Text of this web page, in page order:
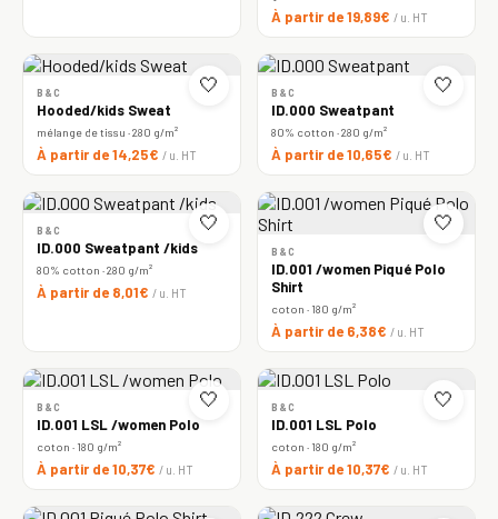
À partir de 19,89€ / u. HT
🤍
B&C
Hooded/kids Sweat
mélange de tissu · 280 g/m²
À partir de 14,25€ / u. HT
🤍
B&C
ID.000 Sweatpant
80% cotton · 280 g/m²
À partir de 10,65€ / u. HT
🤍
B&C
ID.000 Sweatpant /kids
80% cotton · 280 g/m²
À partir de 8,01€ / u. HT
🤍
B&C
ID.001 /women Piqué Polo
Shirt
coton · 180 g/m²
À partir de 6,38€ / u. HT
🤍
B&C
ID.001 LSL /women Polo
coton · 180 g/m²
À partir de 10,37€ / u. HT
🤍
B&C
ID.001 LSL Polo
coton · 180 g/m²
À partir de 10,37€ / u. HT